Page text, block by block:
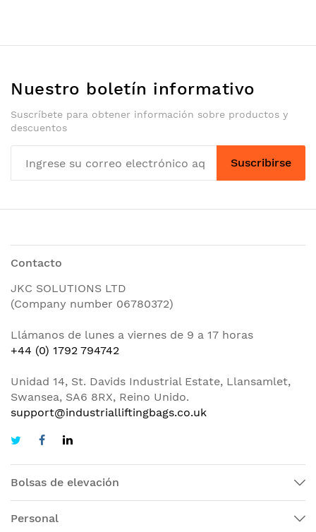
Nuestro boletín informativo
Suscríbete para obtener información sobre productos y
descuentos
Suscribirse
Contacto
JKC SOLUTIONS LTD
(Company number 06780372)
Llámanos de lunes a viernes de 9 a 17 horas
+44 (0) 1792 794742
Unidad 14, St. Davids Industrial Estate, Llansamlet,
Swansea, SA6 8RX, Reino Unido.
support@industrialliftingbags.co.uk
Bolsas de elevación
Personal